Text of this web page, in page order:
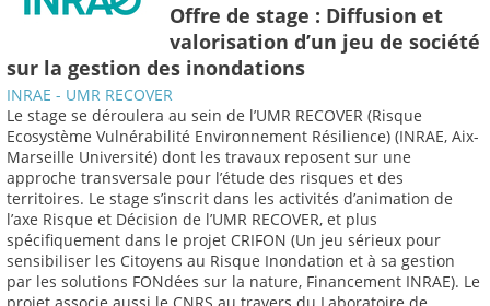
Offre de stage : Diffusion et
valorisation d’un jeu de société
sur la gestion des inondations
INRAE - UMR RECOVER
Le stage se déroulera au sein de l’UMR RECOVER (Risque
Ecosystème Vulnérabilité Environnement Résilience) (INRAE, Aix-
Marseille Université) dont les travaux reposent sur une
approche transversale pour l’étude des risques et des
territoires. Le stage s’inscrit dans les activités d’animation de
l’axe Risque et Décision de l’UMR RECOVER, et plus
spécifiquement dans le projet CRIFON (Un jeu sérieux pour
sensibiliser les Citoyens au Risque Inondation et à sa gestion
par les solutions FONdées sur la nature, Financement INRAE). Le